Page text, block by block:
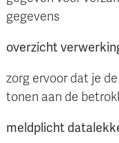
gegevens
overzicht
zorg ervoor dat je
tonen aan de
meldplicht